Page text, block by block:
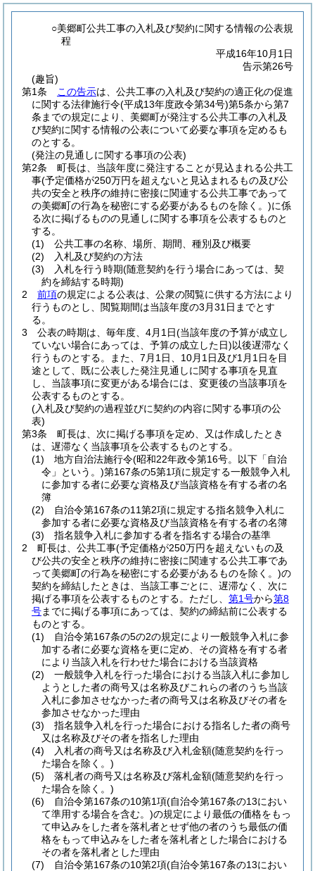
○美郷町公共工事の入札及び契約に関する情報の公表規
程
平成16年10月1日
告示第26号
(趣旨)
第1条
この告示は、公共工事の入札及び契約の適正化の促進
に関する法律施行令(平成13年度政令第34号)第5条から第7
条までの規定により、美郷町が発注する公共工事の入札及
び契約に関する情報の公表について必要な事項を定めるも
のとする。
(発注の見通しに関する事項の公表)
第2条
町長は、当該年度に発注することが見込まれる公共工
事(予定価格が250万円を超えないと見込まれるもの及び公
共の安全と秩序の維持に密接に関連する公共工事であって
の美郷町の行為を秘密にする必要があるものを除く。)に係
る次に掲げるものの見通しに関する事項を公表するものと
する。
(1)
公共工事の名称、場所、期間、種別及び概要
(2)
入札及び契約の方法
(3)
入札を行う時期(随意契約を行う場合にあっては、契
約を締結する時期)
2
前項の規定による公表は、公衆の閲覧に供する方法により
行うものとし、閲覧期間は当該年度の3月31日までとす
る。
3
公表の時期は、毎年度、4月1日(当該年度の予算が成立し
ていない場合にあっては、予算の成立した日)以後遅滞なく
行うものとする。
また、7月1日、10月1日及び1月1日を目
途として、既に公表した発注見通しに関する事項を見直
し、当該事項に変更がある場合には、変更後の当該事項を
公表するものとする。
(入札及び契約の過程並びに契約の内容に関する事項の公
表)
第3条
町長は、次に掲げる事項を定め、又は作成したとき
は、遅滞なく当該事項を公表するものとする。
(1)
地方自治法施行令(昭和22年政令第16号。以下「自治
令」という。)第167条の5第1項に規定する一般競争入札
に参加する者に必要な資格及び当該資格を有する者の名
簿
(2)
自治令第167条の11第2項に規定する指名競争入札に
参加する者に必要な資格及び当該資格を有する者の名簿
(3)
指名競争入札に参加する者を指名する場合の基準
2
町長は、公共工事(予定価格が250万円を超えないもの及
び公共の安全と秩序の維持に密接に関連する公共工事であ
って美郷町の行為を秘密にする必要があるものを除く。)の
契約を締結したときは、当該工事ごとに、遅滞なく、次に
掲げる事項を公表するものとする。 ただし、 第1号から第8
号までに掲げる事項にあっては、契約の締結前に公表する
ものとする。
(1)
自治令第167条の5の2の規定により一般競争入札に参
加する者に必要な資格を更に定め、その資格を有する者
により当該入札を行わせた場合における当該資格
(2)
一般競争入札を行った場合における当該入札に参加し
ようとした者の商号又は名称及びこれらの者のうち当該
入札に参加させなかった者の商号又は名称及びその者を
参加させなかった理由
(3)
指名競争入札を行った場合における指名した者の商号
又は名称及びその者を指名した理由
(4)
入札者の商号又は名称及び入札金額(随意契約を行っ
た場合を除く。)
(5)
落札者の商号又は名称及び落札金額(随意契約を行っ
た場合を除く。)
(6)
自治令第167条の10第1項(自治令第167条の13におい
て準用する場合を含む。)の規定により最低の価格をもっ
て申込みをした者を落札者とせず他の者のうち最低の価
格をもって申込みをした者を落札者とした場合における
その者を落札者とした理由
(7)
自治令第167条の10第2項(自治令第167条の13におい